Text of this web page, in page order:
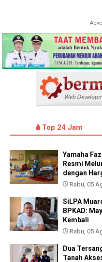
Top 24 Jam
Yamaha
Resmi
dengan
Rabu, 05
SiLPA
BPKAD:
Kembali
Rabu, 05
Dua
Tanah